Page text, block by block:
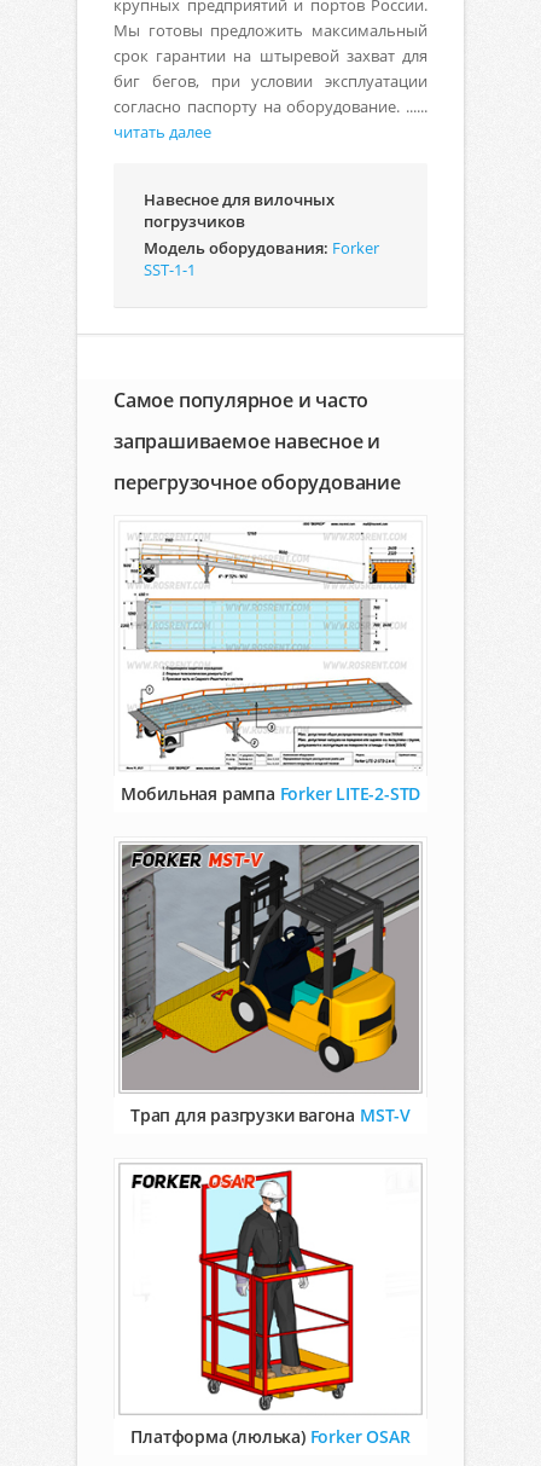
Мы готовы предложить максимальный
срок гарантии на штыревой захват для
биг бегов, при условии эксплуатации
согласно паспорту на оборудование. ......
читать далее
Навесное для вилочных
погрузчиков
Модель оборудования: Forker
SST-1-1
Самое популярное и часто
запрашиваемое навесное и
перегрузочное оборудование
Мобильная рампа Forker LITE-2-STD
Трап для разгрузки вагона MST-V
Платформа (люлька) Forker OSAR